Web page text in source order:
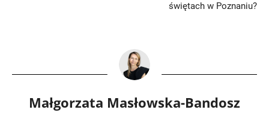
świętach w Poznaniu?
Małgorzata Masłowska-Bandosz